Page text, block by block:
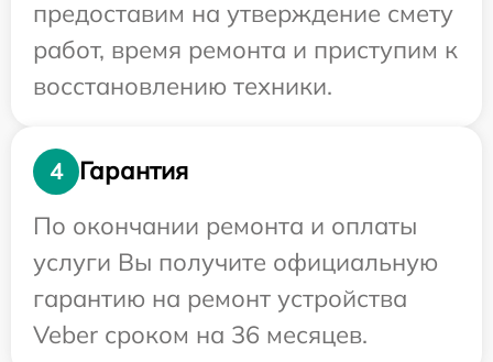
предоставим на утверждение смету
работ, время ремонта и приступим к
восстановлению техники.
4
Гарантия
По окончании ремонта и оплаты
услуги Вы получите официальную
гарантию на ремонт устройства
Veber сроком на 36 месяцев.